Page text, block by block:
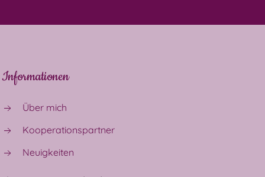
Informationen
Über mich
Kooperationspartner
Neuigkeiten